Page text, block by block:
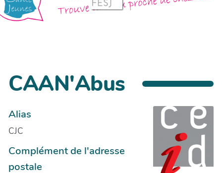
CAAN'Abus
Alias
CJC
Complément de l'adresse
postale